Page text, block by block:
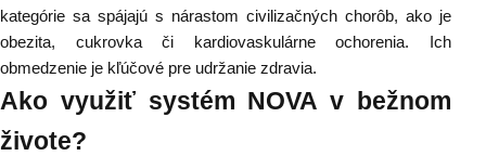
kategórie sa spájajú s nárastom civilizačných chorôb, ako je
obezita, cukrovka či kardiovaskulárne ochorenia. Ich
obmedzenie je kľúčové pre udržanie zdravia.
Ako využiť systém NOVA v bežnom
živote?